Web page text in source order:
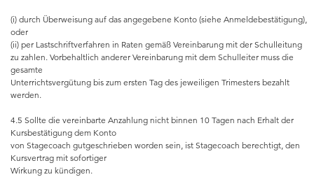
(i) durch Überweisung auf das angegebene Konto (siehe Anmeldebestätigung),
oder
(ii) per Lastschriftverfahren in Raten gemäß Vereinbarung mit der Schulleitung
zu zahlen. Vorbehaltlich anderer Vereinbarung mit dem Schulleiter muss die
gesamte
Unterrichtsvergütung bis zum ersten Tag des jeweiligen Trimesters bezahlt
werden.
4.5 Sollte die vereinbarte Anzahlung nicht binnen 10 Tagen nach Erhalt der
Kursbestätigung dem Konto
von Stagecoach gutgeschrieben worden sein, ist Stagecoach berechtigt, den
Kursvertrag mit sofortiger
Wirkung zu kündigen.